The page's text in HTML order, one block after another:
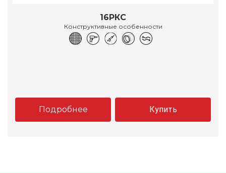
16РКС
Конструктивные особенности
Подробнее Купить